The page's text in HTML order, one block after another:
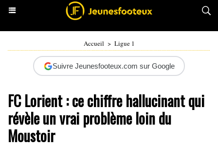
Accueil > Ligue 1
Suivre Jeunesfooteux.com sur Google
FC Lorient : ce chiffre hallucinant qui
révèle un vrai problème loin du
Moustoir